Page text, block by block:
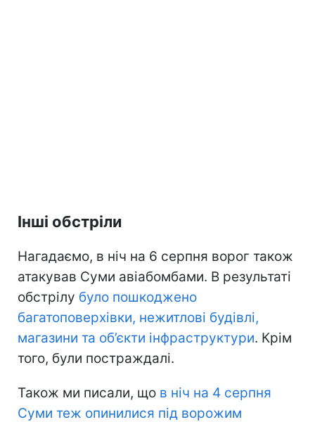
Інші обстріли
Нагадаємо, в ніч на 6 серпня ворог також
атакував Суми авіабомбами. В результаті
обстрілу було пошкоджено
багатоповерхівки, нежитлові будівлі,
магазини та об’єкти інфраструктури. Крім
того, були постраждалі.
Також ми писали, що в ніч на 4 серпня
Суми теж опинилися під ворожим